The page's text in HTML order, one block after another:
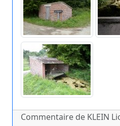
Commentaire de KLEIN